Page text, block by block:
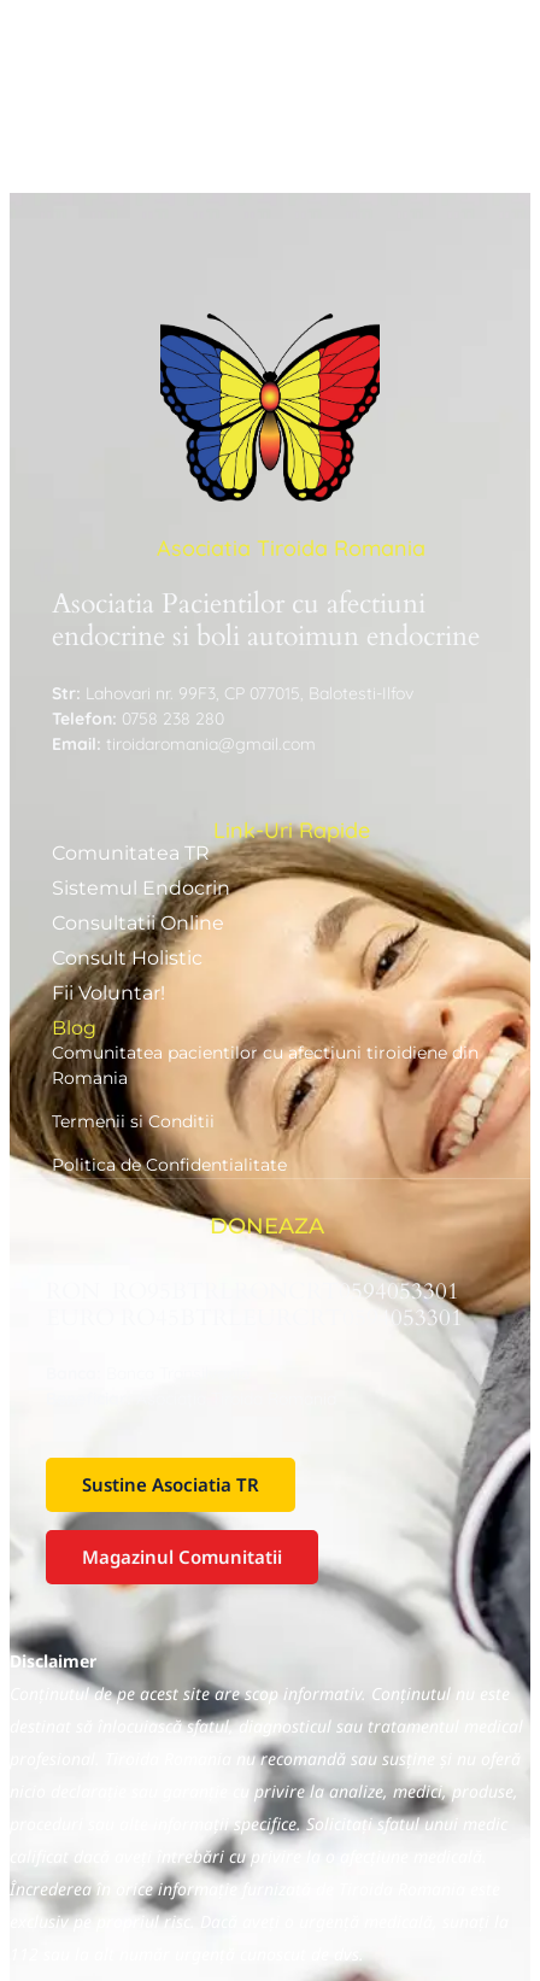
Asociatia Tiroida Romania
Asociatia Pacientilor cu afectiuni
endocrine si boli autoimun endocrine
Str: Lahovari nr. 99F3, CP 077015, Balotesti-Ilfov
Telefon: 0758 238 280
Email: tiroidaromania@gmail.com
Link-Uri Rapide
Comunitatea TR
Sistemul Endocrin
Consultatii Online
Consult Holistic
Fii Voluntar!
Blog
Comunitatea pacientilor cu afectiuni tiroidiene din
Romania
Termenii si Conditii
Politica de Confidentialitate
DONEAZA
RON RO95BTRLRONCRT0594053301
EURO RO45BTRLEURCRT0594053301
Sustine Asociatia TR
Magazinul Comunitatii
Disclaimer
Conținutul de pe acest site are scop informativ. Conținutul nu este
destinat să înlocuiască sfatul, diagnosticul sau tratamentul medical
profesional. Tiroida Romania nu recomandă sau susține și nu oferă
nicio declarație sau garanție cu privire la analize, medici, produse,
proceduri sau alte informații specifice. Solicitați sfatul unui medic
calificat dacă aveți întrebări cu privire la o afecțiune medicală.
Încrederea în orice informație furnizată de Tiroida Romania este
exclusiv pe propriul risc. Dacă aveți o urgență medicală, sunați la